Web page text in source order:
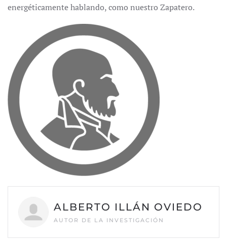
energéticamente hablando, como nuestro Zapatero.
ALBERTO ILLÁN OVIEDO
AUTOR DE LA INVESTIGACIÓN